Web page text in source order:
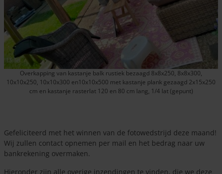
Overkapping van kastanje balk rustiek bezaagd 8x8x250, 8x8x300,
10x10x250, 10x10x300 en10x10x500 met kastanje plank gezaagd 2x15x250
cm en kastanje rasterlat 120 en 80 cm lang, 1/4 lat (gepunt)
Gefeliciteerd met het winnen van de fotowedstrijd deze maand!
Wij zullen contact opnemen per mail en het bedrag naar uw
bankrekening overmaken.
Hieronder zijn alle overige inzendingen te vinden, die we deze